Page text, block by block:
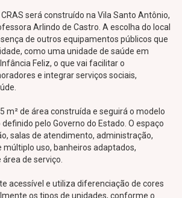
será construído na Vila Santo Antônio,
Arlindo de Castro. A escolha do local
de outros equipamentos públicos que
como uma unidade de saúde em
Feliz, o que vai facilitar o
e integrar serviços sociais,
m² de área construída e seguirá o modelo
pelo Governo do Estado. O espaço
salas de atendimento, administração,
múltiplo uso, banheiros adaptados,
de serviço.
acessível e utiliza diferenciação de cores
os tipos de unidades, conforme o